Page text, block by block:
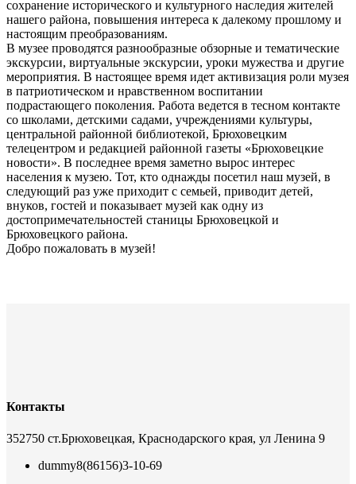
сохранение исторического и культурного наследия жителей
нашего района, повышения интереса к далекому прошлому и
настоящим преобразованиям.
В музее проводятся разнообразные обзорные и тематические
экскурсии, виртуальные экскурсии, уроки мужества и другие
мероприятия. В настоящее время идет активизация роли музея
в патриотическом и нравственном воспитании
подрастающего поколения. Работа ведется в тесном контакте
со школами, детскими садами, учреждениями культуры,
центральной районной библиотекой, Брюховецким
телецентром и редакцией районной газеты «Брюховецкие
новости». В последнее время заметно вырос интерес
населения к музею. Тот, кто однажды посетил наш музей, в
следующий раз уже приходит с семьей, приводит детей,
внуков, гостей и показывает музей как одну из
достопримечательностей станицы Брюховецкой и
Брюховецкого района.
Добро пожаловать в музей!
Контакты
352750 ст.Брюховецкая, Краснодарского края, ул Ленина 9
dummy8(86156)3-10-69